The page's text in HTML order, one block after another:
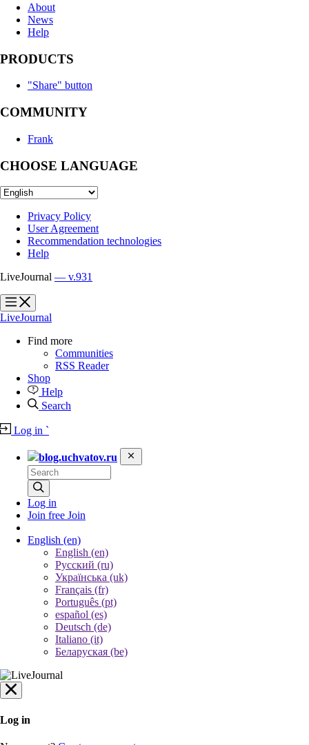
About
News
Help
PRODUCTS
"Share" button
COMMUNITY
Frank
CHOOSE LANGUAGE
Privacy Policy
User Agreement
Recommendation technologies
Help
LiveJournal — v.931
?
?
LiveJournal
Find more
Communities
RSS Reader
Shop
Help
Search
Log in `
blog.uchvatov.ru
Log in
Join free Join
English (en)
English (en)
Русский (ru)
Українська (uk)
Français (fr)
Português (pt)
español (es)
Deutsch (de)
Italiano (it)
Беларуская (be)
Log in